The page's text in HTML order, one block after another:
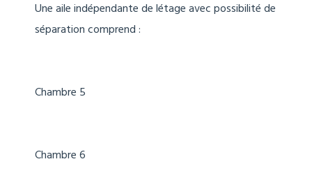
Une aile indépendante de létage avec possibilité de
séparation comprend :
Chambre 5
Chambre 6